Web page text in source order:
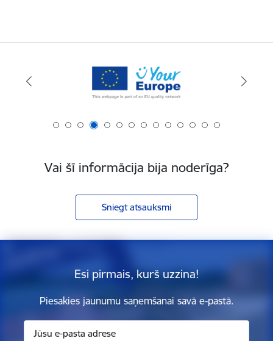
Vai šī informācija bija noderīga?
Sniegt atsauksmi
Esi pirmais, kurš uzzina!
Piesakies jaunumu saņemšanai savā e-pastā.